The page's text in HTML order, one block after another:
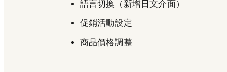
語言切換（新增日文介面）
促銷活動設定
商品價格調整